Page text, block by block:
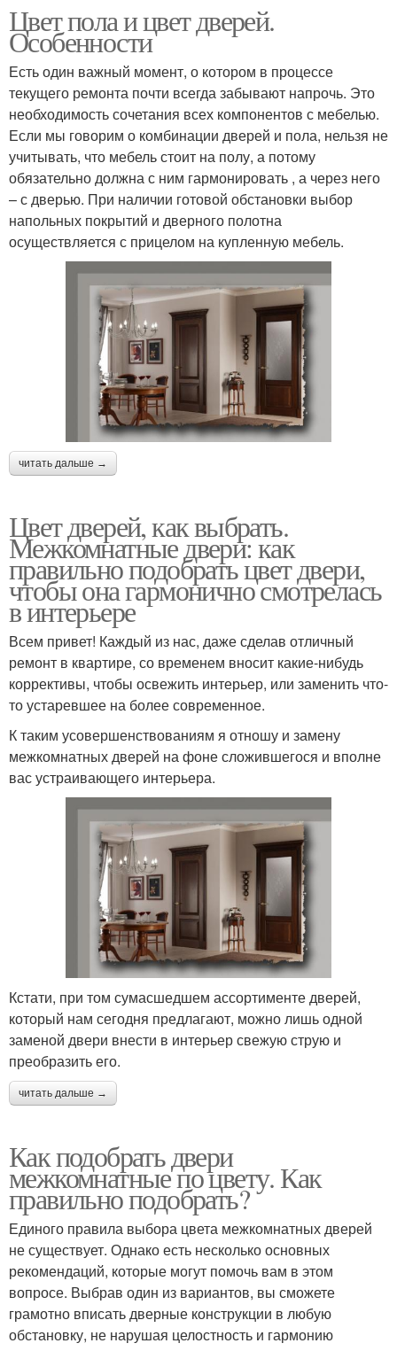
Цвет пола и цвет дверей.
Особенности
Есть один важный момент, о котором в процессе
текущего ремонта почти всегда забывают напрочь. Это
необходимость сочетания всех компонентов с мебелью.
Если мы говорим о комбинации дверей и пола, нельзя не
учитывать, что мебель стоит на полу, а потому
обязательно должна с ним гармонировать , а через него
– с дверью. При наличии готовой обстановки выбор
напольных покрытий и дверного полотна
осуществляется с прицелом на купленную мебель.
читать дальше →
Цвет дверей, как выбрать.
Межкомнатные двери: как
правильно подобрать цвет двери,
чтобы она гармонично смотрелась
в интерьере
Всем привет! Каждый из нас, даже сделав отличный
ремонт в квартире, со временем вносит какие-нибудь
коррективы, чтобы освежить интерьер, или заменить что-
то устаревшее на более современное.
К таким усовершенствованиям я отношу и замену
межкомнатных дверей на фоне сложившегося и вполне
вас устраивающего интерьера.
Кстати, при том сумасшедшем ассортименте дверей,
который нам сегодня предлагают, можно лишь одной
заменой двери внести в интерьер свежую струю и
преобразить его.
читать дальше →
Как подобрать двери
межкомнатные по цвету. Как
правильно подобрать?
Единого правила выбора цвета межкомнатных дверей
не существует. Однако есть несколько основных
рекомендаций, которые могут помочь вам в этом
вопросе. Выбрав один из вариантов, вы сможете
грамотно вписать дверные конструкции в любую
обстановку, не нарушая целостность и гармонию